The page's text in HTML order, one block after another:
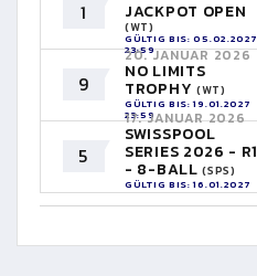
1 JACKPOT OPEN
(WT)
GÜLTIG BIS: 05.02.2027
23:59
9
20. JANUAR 2026
NO LIMITS
TROPHY (WT)
GÜLTIG BIS: 19.01.2027
23:59
5
17. JANUAR 2026
SWISSPOOL
SERIES 2026 - R1
- 8-BALL(SPS)
GÜLTIG BIS: 16.01.2027
23:59